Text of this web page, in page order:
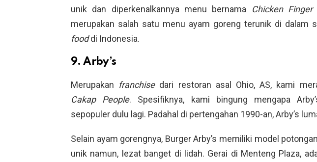
unik dan diperkenalkannya menu bernama
Chicken
merupakan salah satu menu ayam goreng terunik di dalam
fooddi Indonesia.
9. Arby’s
Merupakan franchise dari restoran asal Ohio, AS, kami
Cakap People. Spesifiknya, kami bingung mengapa
sepopuler dulu lagi. Padahal di pertengahan 1990-an, Arby’s
Selain ayam gorengnya, Burger Arby’s memiliki model
unik namun, lezat banget di lidah. Gerai di Menteng Plaza,